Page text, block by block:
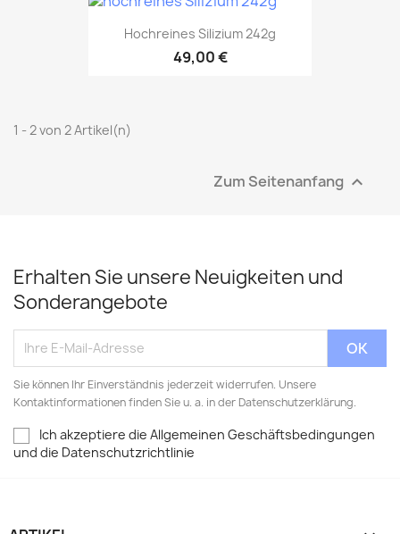
Hochreines Silizium 242g
49,00 €
1 - 2 von 2 Artikel(n)
Zum Seitenanfang 
Erhalten Sie unsere Neuigkeiten und
Sonderangebote
Sie können Ihr Einverständnis jederzeit widerrufen. Unsere
Kontaktinformationen finden Sie u. a. in der Datenschutzerklärung.
Ich akzeptiere die Allgemeinen Geschäftsbedingungen
und die Datenschutzrichtlinie